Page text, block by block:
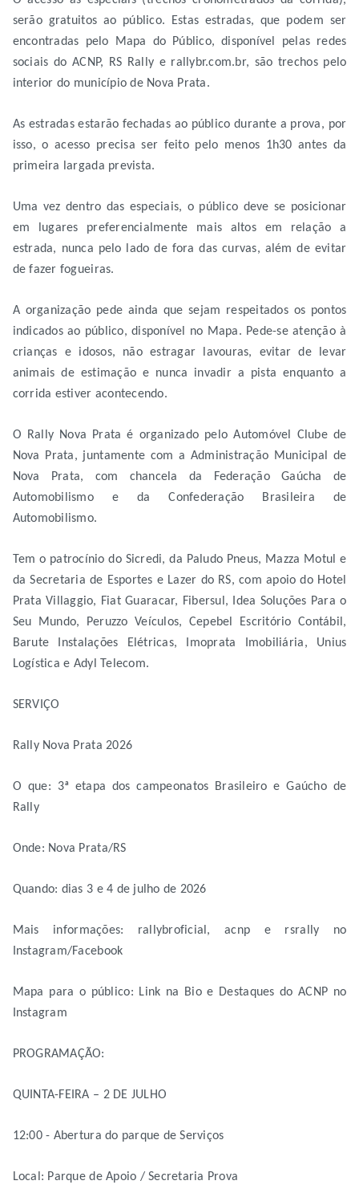
serão gratuitos ao público. Estas estradas, que podem ser
encontradas pelo Mapa do Público, disponível pelas redes
sociais do ACNP, RS Rally e rallybr.com.br, são trechos pelo
interior do município de Nova Prata.
As estradas estarão fechadas ao público durante a prova, por
isso, o acesso precisa ser feito pelo menos 1h30 antes da
primeira largada prevista.
Uma vez dentro das especiais, o público deve se posicionar
em lugares preferencialmente mais altos em relação a
estrada, nunca pelo lado de fora das curvas, além de evitar
de fazer fogueiras.
A organização pede ainda que sejam respeitados os pontos
indicados ao público, disponível no Mapa. Pede-se atenção à
crianças e idosos, não estragar lavouras, evitar de levar
animais de estimação e nunca invadir a pista enquanto a
corrida estiver acontecendo.
O Rally Nova Prata é organizado pelo Automóvel Clube de
Nova Prata, juntamente com a Administração Municipal de
Nova Prata, com chancela da Federação Gaúcha de
Automobilismo e da Confederação Brasileira de
Automobilismo.
Tem o patrocínio do Sicredi, da Paludo Pneus, Mazza Motul e
da Secretaria de Esportes e Lazer do RS, com apoio do Hotel
Prata Villaggio, Fiat Guaracar, Fibersul, Idea Soluções Para o
Seu Mundo, Peruzzo Veículos, Cepebel Escritório Contábil,
Barute Instalações Elétricas, Imoprata Imobiliária, Unius
Logística e Adyl Telecom.
SERVIÇO
Rally Nova Prata 2026
O que: 3ª etapa dos campeonatos Brasileiro e Gaúcho de
Rally
Onde: Nova Prata/RS
Quando: dias 3 e 4 de julho de 2026
Mais informações: rallybroficial, acnp e rsrally no
Instagram/Facebook
Mapa para o público: Link na Bio e Destaques do ACNP no
Instagram
PROGRAMAÇÃO:
QUINTA-FEIRA – 2 DE JULHO
12:00 - Abertura do parque de Serviços
Local: Parque de Apoio / Secretaria Prova